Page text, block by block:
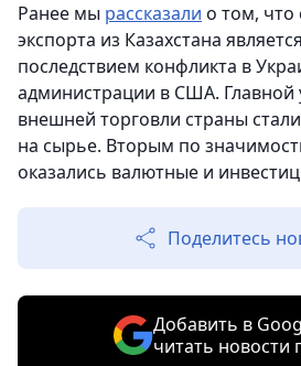
Ранее мы рассказали о том,
экспорта из Казахстана
последствием конфликта в
администрации в США. Главной
внешней торговли страны
на сырье. Вторым по
оказались валютные и
Поделитесь
Добавить в
читать новости